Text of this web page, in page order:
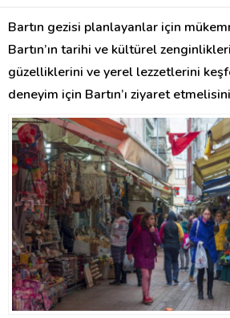
Bartın gezisi planlayanlar için
Bartın’ın tarihi ve kültürel
güzelliklerini ve yerel lezzetlerini
deneyim için Bartın’ı ziyaret